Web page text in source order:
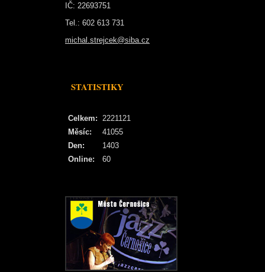
IČ: 22693751
Tel.: 602 613 731
michal.strejcek@siba.cz
STATISTIKY
Online: 60
Celkem: 2221121
Měsíc:
41055
Den:
1403